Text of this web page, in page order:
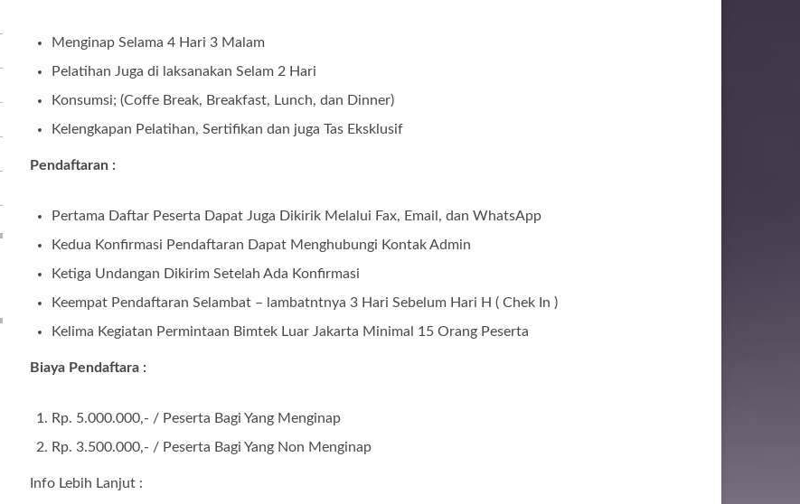
Menginap Selama 4 Hari 3 Malam
Pelatihan Juga di laksanakan Selam 2 Hari
Konsumsi; (Coffe Break, Breakfast, Lunch, dan Dinner)
Kelengkapan Pelatihan, Sertifikan dan juga Tas Eksklusif
Pendaftaran :
Pertama Daftar Peserta Dapat Juga Dikirik Melalui Fax, Email, dan WhatsApp
Kedua Konfirmasi Pendaftaran Dapat Menghubungi Kontak Admin
Ketiga Undangan Dikirim Setelah Ada Konfirmasi
Keempat Pendaftaran Selambat – lambatntnya 3 Hari Sebelum Hari H ( Chek In )
Kelima Kegiatan Permintaan Bimtek Luar Jakarta Minimal 15 Orang Peserta
Biaya Pendaftara :
Rp. 5.000.000,- / Peserta Bagi Yang Menginap
Rp. 3.500.000,- / Peserta Bagi Yang Non Menginap
Info Lebih Lanjut :